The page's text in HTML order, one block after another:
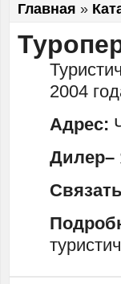
Главная »
2004
Адрес:
Дилер–